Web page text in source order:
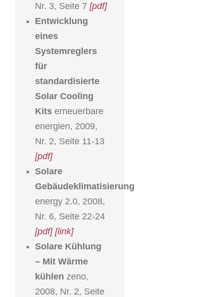
Nr. 3, Seite 7 [pdf]
Entwicklung
eines
Systemreglers
für
standardisierte
Solar Cooling
Kits erneuerbare
energien, 2009,
Nr. 2, Seite 11-13
[pdf]
Solare
Gebäudeklimatisierung
energy 2.0, 2008,
Nr. 6, Seite 22-24
[pdf] [link]
Solare Kühlung
– Mit Wärme
kühlen zeno,
2008, Nr. 2, Seite